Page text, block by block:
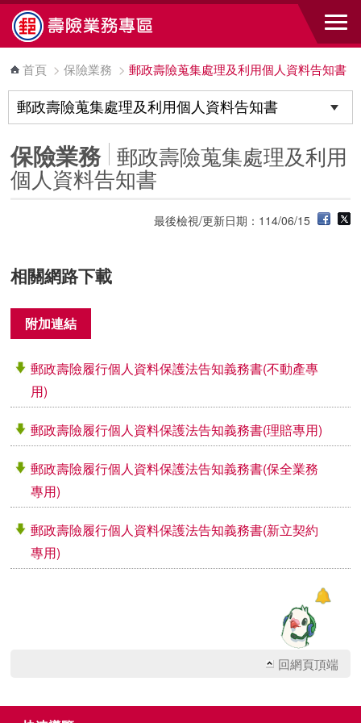
跳到主要內容區塊
首頁 >保險業務 >郵政壽險蒐集處理及利用個人資料告知書
保險業務 郵政壽險蒐集處理及利用
個人資料告知書
最後檢視/更新日期：114/06/15
相關網路下載
附加連結
郵政壽險履行個人資料保護法告知義務書(不動產專
用)
郵政壽險履行個人資料保護法告知義務書(理賠專用)
郵政壽險履行個人資料保護法告知義務書(保全業務
專用)
郵政壽險履行個人資料保護法告知義務書(新立契約
專用)
回網頁頂端